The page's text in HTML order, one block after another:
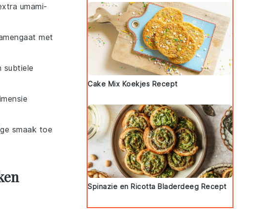
umami-
met
subtiele
smaak toe
Cake Mix Koekjes Recept
Spinazie en Ricotta Bladerdeeg Recept